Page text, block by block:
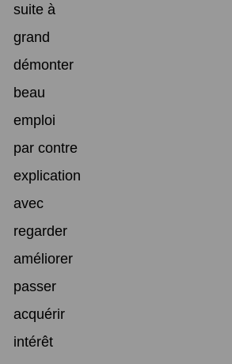
suite à
grand
démonter
beau
emploi
par contre
explication
avec
regarder
améliorer
passer
acquérir
intérêt